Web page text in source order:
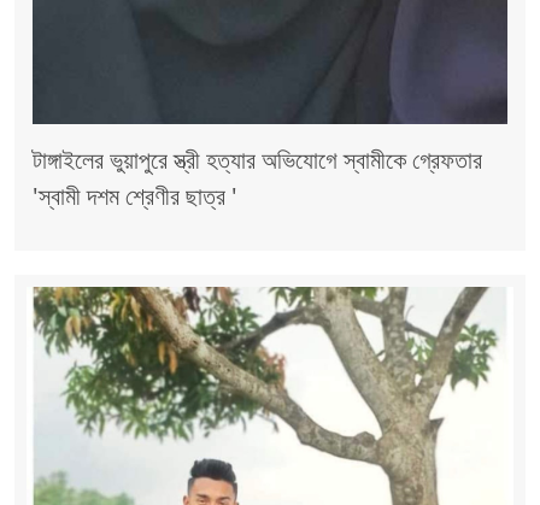
টাঙ্গাইলের ভুয়াপুরে স্ত্রী হত্যার অভিযোগে স্বামীকে গ্রেফতার
'স্বামী দশম শ্রেণীর ছাত্র '